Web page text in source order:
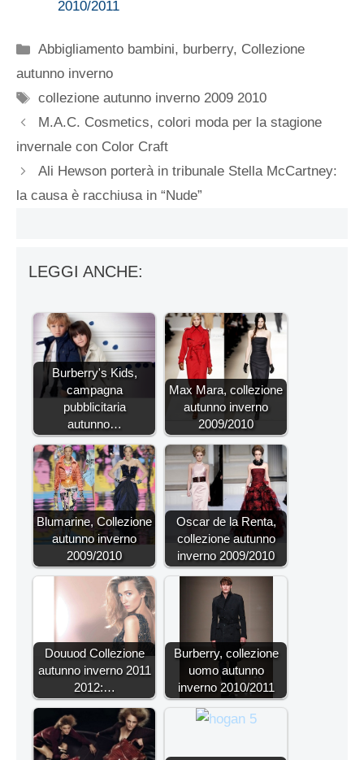
2010/2011
Categorie
Abbigliamento bambini, burberry, Collezione
autunno inverno
Tag
collezione autunno inverno 2009 2010
M.A.C. Cosmetics, colori moda per la stagione
invernale con Color Craft
Ali Hewson porterà in tribunale Stella McCartney:
la causa è racchiusa in “Nude”
LEGGI ANCHE:
Burberry's Kids,
campagna
pubblicitaria
autunno…
Max Mara, collezione
autunno inverno
2009/2010
Blumarine, Collezione
autunno inverno
2009/2010
Oscar de la Renta,
collezione autunno
inverno 2009/2010
Douuod Collezione
autunno inverno 2011
2012:…
Burberry, collezione
uomo autunno
inverno 2010/2011